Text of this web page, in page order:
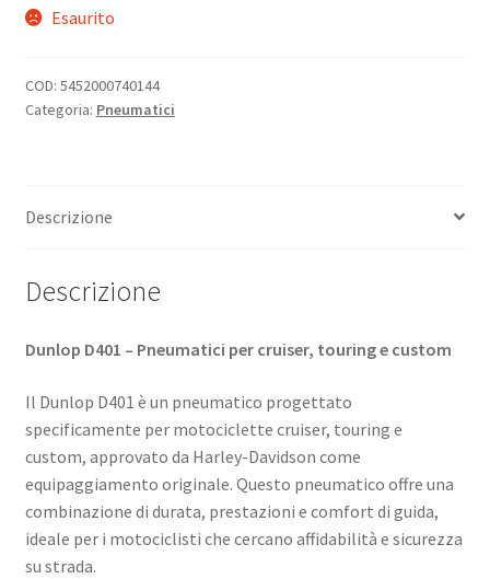
Esaurito
COD: 5452000740144
Categoria: Pneumatici
Descrizione
Descrizione
Dunlop D401 – Pneumatici per cruiser, touring e custom
Il Dunlop D401 è un pneumatico progettato
specificamente per motociclette cruiser, touring e
custom, approvato da Harley-Davidson come
equipaggiamento originale. Questo pneumatico offre una
combinazione di durata, prestazioni e comfort di guida,
ideale per i motociclisti che cercano affidabilità e sicurezza
su strada.​